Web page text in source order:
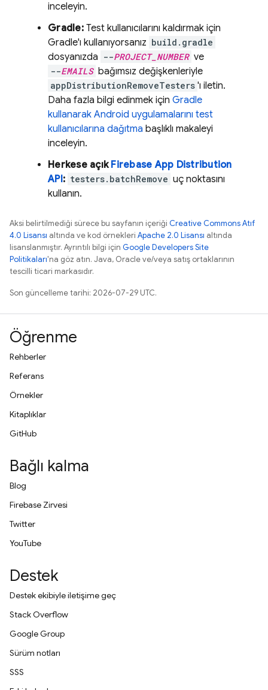
inceleyin.
Gradle:Test kullanıcılarını kaldırmak için
Gradle'ı kullanıyorsanız build.gradle
dosyanızda --PROJECT_NUMBER ve
--EMAILS bağımsız değişkenleriyle
appDistributionRemoveTesters 'ı iletin.
Daha fazla bilgi edinmek için Gradle
kullanarak Android uygulamalarını test
kullanıcılarına dağıtma başlıklı makaleyi
inceleyin.
Herkese açık FirebaseApp Distribution
API: testers.batchRemove uç noktasını
kullanın.
Aksi belirtilmediği sürece bu sayfanın içeriği Creative Commons Atıf
4.0 Lisansı altında ve kod örnekleri Apache 2.0 Lisansı altında
lisanslanmıştır. Ayrıntılı bilgi için Google Developers Site
Politikaları'na göz atın. Java, Oracle ve/veya satış ortaklarının
tescilli ticari markasıdır.
Son güncelleme tarihi: 2026-07-29 UTC.
Öğrenme
Rehberler
Referans
Örnekler
Kitaplıklar
GitHub
Bağlı kalma
Blog
Firebase Zirvesi
Twitter
YouTube
Destek
Destek ekibiyle iletişime geç
Stack Overflow
Google Group
Sürüm notları
SSS